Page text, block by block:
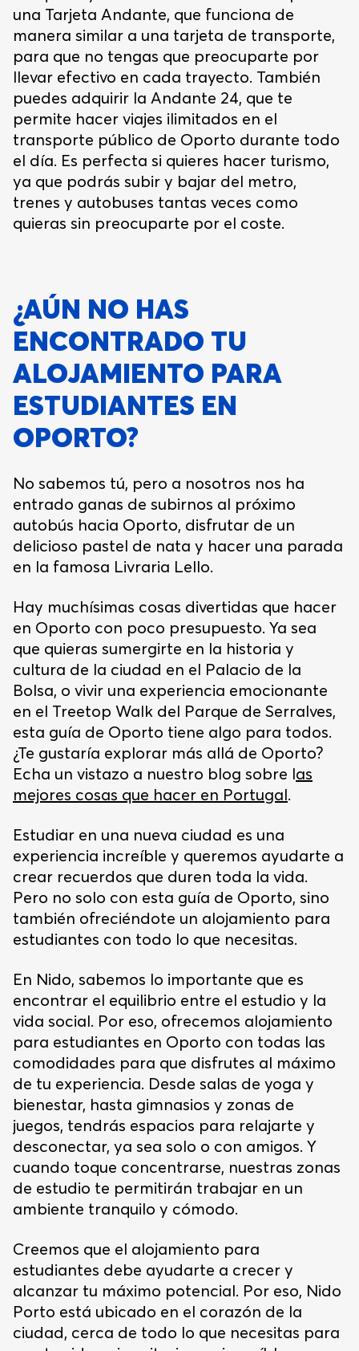
una Tarjeta Andante, que funciona de
manera similar a una tarjeta de transporte,
para que no tengas que preocuparte por
llevar efectivo en cada trayecto. También
puedes adquirir la Andante 24, que te
permite hacer viajes ilimitados en el
transporte público de Oporto durante todo
el día. Es perfecta si quieres hacer turismo,
ya que podrás subir y bajar del metro,
trenes y autobuses tantas veces como
quieras sin preocuparte por el coste.
¿AÚN NO HAS
ENCONTRADO TU
ALOJAMIENTO PARA
ESTUDIANTES EN
OPORTO?
No sabemos tú, pero a nosotros nos ha
entrado ganas de subirnos al próximo
autobús hacia Oporto, disfrutar de un
delicioso pastel de nata y hacer una parada
en la famosa Livraria Lello.
Hay muchísimas cosas divertidas que hacer
en Oporto con poco presupuesto. Ya sea
que quieras sumergirte en la historia y
cultura de la ciudad en el Palacio de la
Bolsa, o vivir una experiencia emocionante
en el Treetop Walk del Parque de Serralves,
esta guía de Oporto tiene algo para todos.
¿Te gustaría explorar más allá de Oporto?
Echa un vistazo a nuestro blog sobre las
mejores cosas que hacer en Portugal.
Estudiar en una nueva ciudad es una
experiencia increíble y queremos ayudarte a
crear recuerdos que duren toda la vida.
Pero no solo con esta guía de Oporto, sino
también ofreciéndote un alojamiento para
estudiantes con todo lo que necesitas.
En Nido, sabemos lo importante que es
encontrar el equilibrio entre el estudio y la
vida social. Por eso, ofrecemos alojamiento
para estudiantes en Oporto con todas las
comodidades para que disfrutes al máximo
de tu experiencia. Desde salas de yoga y
bienestar, hasta gimnasios y zonas de
juegos, tendrás espacios para relajarte y
desconectar, ya sea solo o con amigos. Y
cuando toque concentrarse, nuestras zonas
de estudio te permitirán trabajar en un
ambiente tranquilo y cómodo.
Creemos que el alojamiento para
estudiantes debe ayudarte a crecer y
alcanzar tu máximo potencial. Por eso, Nido
Porto está ubicado en el corazón de la
ciudad, cerca de todo lo que necesitas para